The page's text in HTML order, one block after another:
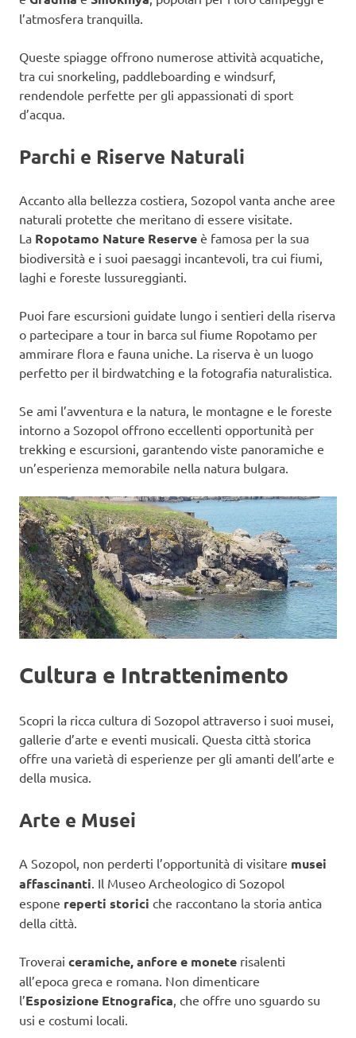
l’atmosfera tranquilla.
Queste spiagge offrono numerose attività acquatiche,
tra cui snorkeling, paddleboarding e windsurf,
rendendole perfette per gli appassionati di sport
d’acqua.
Parchi e Riserve Naturali
Accanto alla bellezza costiera, Sozopol vanta anche aree
naturali protette che meritano di essere visitate.
La Ropotamo Nature Reserve è famosa per la sua
biodiversità e i suoi paesaggi incantevoli, tra cui fiumi,
laghi e foreste lussureggianti.
Puoi fare escursioni guidate lungo i sentieri della riserva
o partecipare a tour in barca sul fiume Ropotamo per
ammirare flora e fauna uniche. La riserva è un luogo
perfetto per il birdwatching e la fotografia naturalistica.
Se ami l’avventura e la natura, le montagne e le foreste
intorno a Sozopol offrono eccellenti opportunità per
trekking e escursioni, garantendo viste panoramiche e
un’esperienza memorabile nella natura bulgara.
Cultura e Intrattenimento
Scopri la ricca cultura di Sozopol attraverso i suoi musei,
gallerie d’arte e eventi musicali. Questa città storica
offre una varietà di esperienze per gli amanti dell’arte e
della musica.
Arte e Musei
A Sozopol, non perderti l’opportunità di visitare musei
affascinanti . Il Museo Archeologico di Sozopol
espone reperti storici che raccontano la storia antica
della città.
Troverai ceramiche, anfore e monete risalenti
all’epoca greca e romana. Non dimenticare
l’Esposizione Etnografica , che offre uno sguardo su
usi e costumi locali.